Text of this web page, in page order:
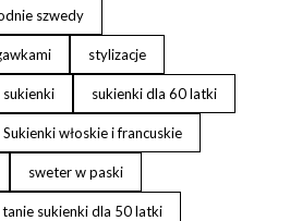
szwedy
stylizacje
sukienki sukienki dla 60 latki
Sukienki włoskie i francuskie
sweter w paski
tanie sukienki dla 50 latki